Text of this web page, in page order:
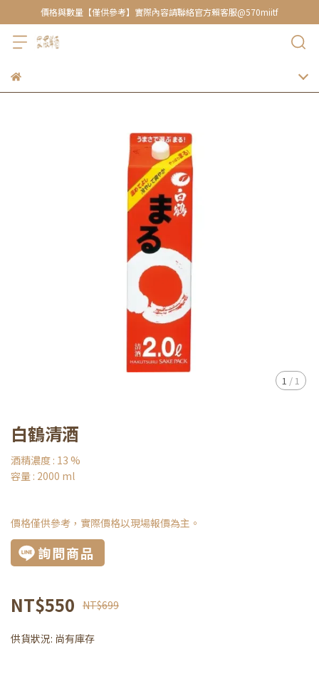
價格與數量【僅供參考】實際內容請聯絡官方賴客服@570miitf
1 / 1
白鶴清酒
酒精濃度 : 13 %
容量 : 2000 ml
價格僅供參考，實際價格以現場報價為主。
詢問商品
NT$550 NT$699
供貨狀況: 尚有庫存